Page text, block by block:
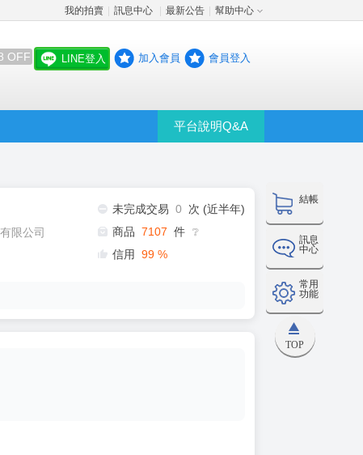
我的拍賣 訊息中心 最新公告 幫助中心
OFF LINE登入 加入會員 會員登入
平台說明Q&A
結帳
訊息
中心
常用
功能
TOP
限公司
未完成交易 0
次 (近半年)
商品 7107 件 ❔
信用 99 %